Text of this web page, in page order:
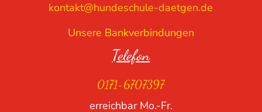
kontakt@hundeschule-daetgen.de
Unsere Bankverbindungen
Telefon
0171-6707397
erreichbar Mo.-Fr.